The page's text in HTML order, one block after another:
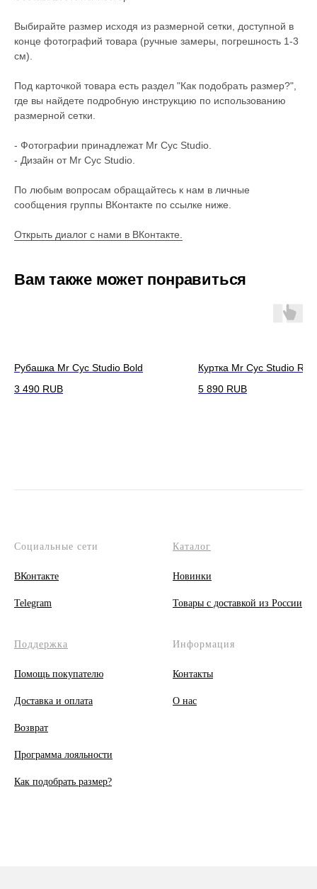
Выбирайте размер исходя из размерной сетки, доступной в
конце фотографий товара (ручные замеры, погрешность 1-3
см).
Под карточкой товара есть раздел "Как подобрать размер?",
где вы найдете подробную инструкцию по использованию
размерной сетки.
- Фотографии принадлежат Mr Cyc Studio.
- Дизайн от Mr Cyc Studio.
По любым вопросам обращайтесь к нам в личные
сообщения группы ВКонтакте по ссылке ниже.
Открыть диалог с нами в ВКонтакте.
Вам также может понравиться
Рубашка Mr Cyc Studio Bold
3 490 RUB
Куртка Mr Cyc Studio
5 890 RUB
Социальные сети
ВКонтакте
Telegram
Каталог
Новинки
Товары с доставкой из России
Поддержка
Помощь покупателю
Доставка и оплата
Возврат
Программа лояльности
Как подобрать размер?
Информация
Контакты
О нас